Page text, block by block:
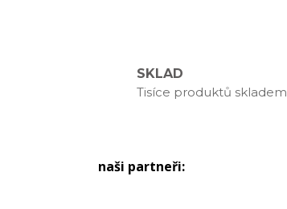
SKLAD
Tisíce produktů skladem
naši partneři: